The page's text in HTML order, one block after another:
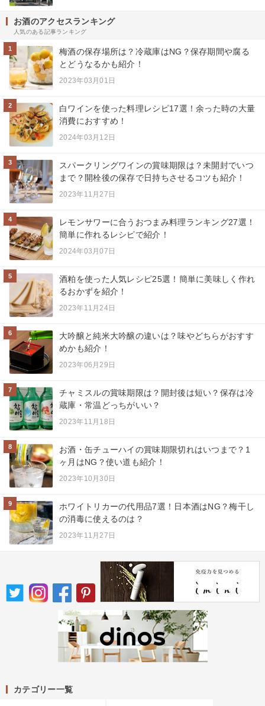
お酒のアクセスランキング
人気のある記事ランキング
1
梅酒の保存場所は？冷蔵庫はNG？保存期間や腐る
とどうなるかも紹介！
2023年03月01日
2
白ワインを使った料理レシピ17選！余った時の大量
消費におすすめ！
2024年03月12日
3
スパークリングワインの賞味期限は？未開封でいつ
まで？開栓後の保存で日持ちさせるコツも紹介！
2023年11月27日
4
レモンサワーに合うおつまみ料理ランキング27選！
簡単に作れるレシピで紹介！
2024年03月07日
5
酒粕を使った人気レシピ25選！簡単に美味しく作れ
るおかずを紹介！
2023年11月24日
6
大吟醸と純米大吟醸の違いは？味やどちらがおすす
めかも紹介！
2023年06月29日
7
チャミスルの賞味期限は？開封後は短い？保存は冷
蔵庫・常温どっちがいい？
2023年11月18日
8
お酒・缶チューハイの賞味期限切れはいつまで？1
ヶ月はNG？使い道も紹介！
2023年10月30日
9
ホワイトリカーの代用品7選！日本酒はNG？梅干し
の消毒に使えるのは？
2023年11月27日
カテゴリー一覧